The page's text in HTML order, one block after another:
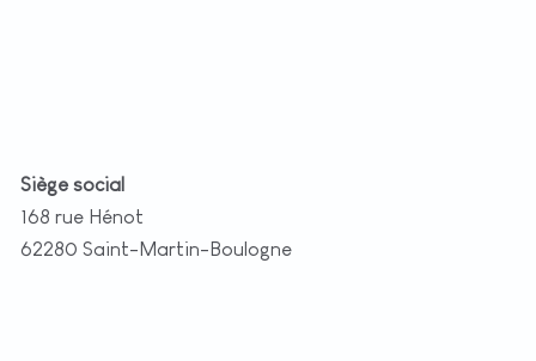
Siège social
168 rue Hénot
62280 Saint-Martin-Boulogne